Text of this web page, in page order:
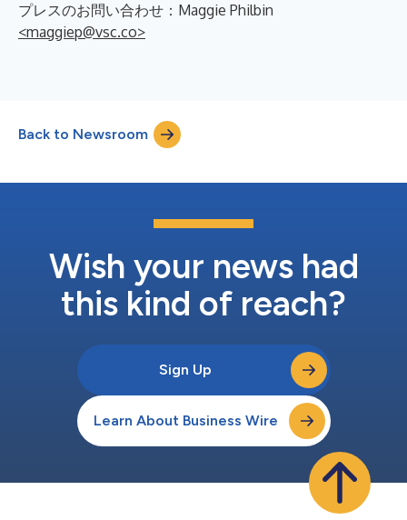
プレスのお問い合わせ：Maggie Philbin
<maggiep@vsc.co>
Back to Newsroom
Wish your news had
this kind of reach?
Sign Up
Learn About Business Wire